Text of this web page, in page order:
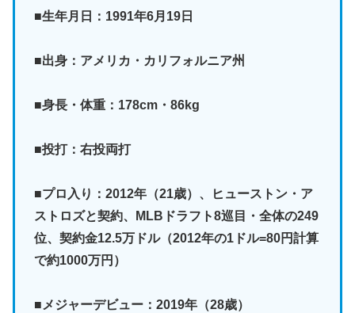
■生年月日：1991年6月19日
■出身：アメリカ・カリフォルニア州
■身長・体重：178cm・86kg
■投打：右投両打
■プロ入り：2012年（21歳）、ヒューストン・ア
ストロズと契約、MLBドラフト8巡目・全体の249
位、契約金12.5万ドル（2012年の1ドル=80円計算
で約1000万円）
■メジャーデビュー：2019年（28歳）